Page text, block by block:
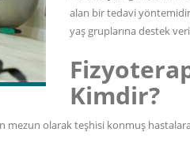
alan bir tedavi
yaş gruplarına destek
Kimdir?
olarak teşhisi konmuş